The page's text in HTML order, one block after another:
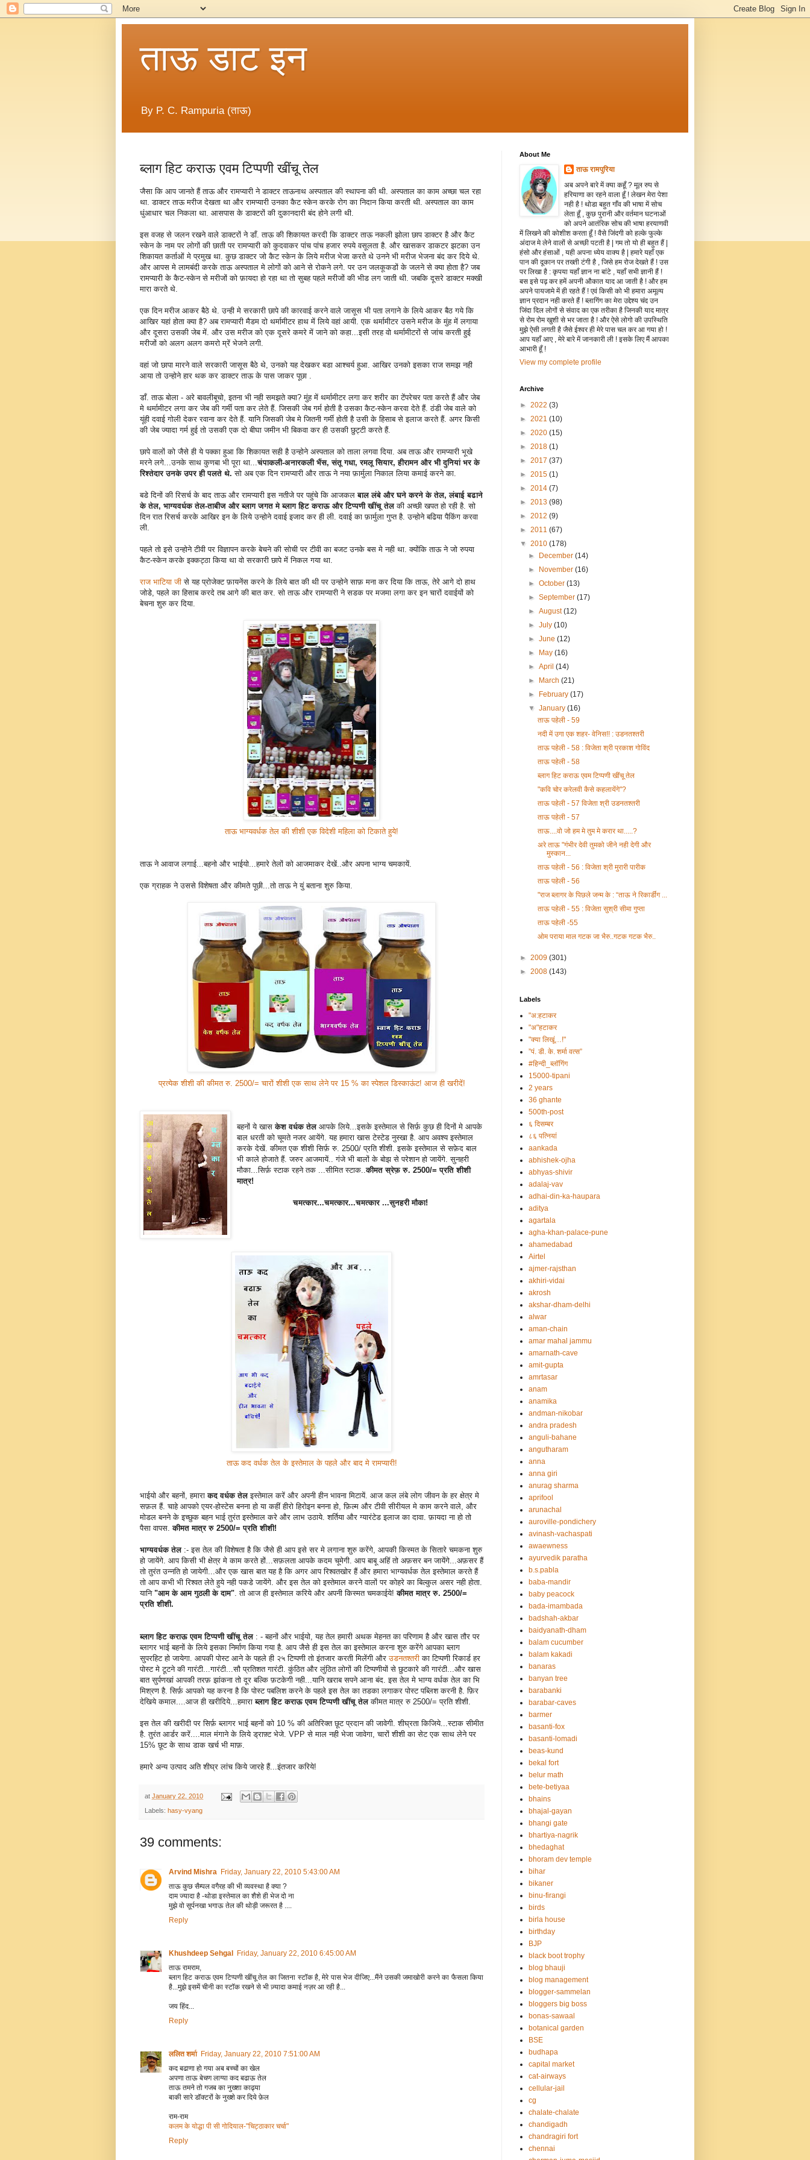
ताऊ डाट इन
By P. C. Rampuria (ताऊ)
ब्लाग हिट कराऊ एवम टिप्पणी खींचू तेल
जैसा कि आप जानते हैं ताऊ और रामप्यारी ने डाक्टर ताऊनाथ अस्पताल की स्थापना की थी. अस्पताल का काम अच्छा चल रहा
था. डाक्टर ताऊ मरीज देखता था और रामप्यारी उनका कैट स्केन करके रोग का निदान किया करती थी. अस्पताल का काम
धुंआधार चल निकला था. आसपास के डाक्टरों की दुकानदारी बंद होने लगी थी.
इस वजह से जलन रखने वाले डाक्टरों ने डाँ. ताऊ की शिकायत करदी कि डाक्टर ताऊ नकली झोला छाप डाक्टर है और कैट
स्केन के नाम पर लोगों की छाती पर रामप्यारी को कुदवाकर पांच पांच हजार रुपये वसूलता है. और खासकर डाकटर झटका उन
शिकायत कर्ताओं मे प्रमुख था. कुछ डाक्टर जो कैट स्केन के लिये मरीज भेजा करते थे उनने भी मरीज भेजना बंद कर दिये थे.
और आपस मे लामबंदी करके ताऊ अस्पताल मे लोगों को आने से रोकने लगे. पर उन जलकूकडों के जलने से क्या होता है? जब
रामप्यारी के कैट-स्केन से मरीजों को फ़ायदा हो रहा था तो सुबह पहले मरीजों की भीड लग जाती थी. जबकि दूसरे डाक्टर मक्खी
मारा करते थे.
एक दिन मरीज आकर बैठे थे. उन्ही मे सरकारी छापे की कारवाई करने वाले जासूस भी पता लगाने के लिये आकर बैठ गये कि
आखिर यहां होता क्या है? अब रामप्यारी मैडम दो थर्मामीटर हाथ में लिये वहां आयी. एक थर्मामीटर उसने मरीज के मुंह में लगाया
और दूसरा उसकी जेब में. और उस मरीज को एक दूसरे कमरे में जाने को कहा...इसी तरह वो थर्मामीटरों से जांच करती हुई
मरीजों को अलग अलग कमरो म्रें भेजने लगी.
वहां जो छापा मारने वाले सरकारी जासूस बैठे थे, उनको यह देखकर बडा आश्चर्य हुआ. आखिर उनको इसका राज समझ नही
आया तो उन्होने हार थक कर डाक्टर ताऊ के पास जाकर पूछा .
डाँ. ताऊ बोला - अरे बावलीबूचो, इतना भी नही समझते क्या? मुंह में थर्मामीटर लगा कर शरीर का टेंपरेचर पता करते हैं और जेब
मे थर्मामीटर लगा कर जेब की गर्मी पता कर लेते हैं. जिसकी जेब गर्म होती है उसका कैट-स्केन करवा देते हैं. ठंडी जेब वाले को
यूंही दवाई गोली देकर रवाना कर देते हैं. यानि जिसकी जेब मे जितनी गर्मी होती है उसी के हिसाब से इलाज करते हैं. अगर किसी
की जेब ज्यादा गर्म हुई तो उसकी एक दो बीघा जमीन भी बिकवा कर ही उसकी छुट्टी करते हैं.
छापे वालों को जैसे ही ये पक्का हुआ कि शिकायत सही है उन्होने अस्पताल को ताला लगवा दिया. अब ताऊ और रामप्यारी भूखे
मरने लगे...उनके साथ कुणबा भी पूरा था...चंपाकली-अनारकली भैंस, संतू गधा, रमलू सियार, हीरामन और भी दुनियां भर के
रिश्तेदार उनके उपर ही पलते थे.सो अब एक दिन रामप्यारी और ताऊ ने नया फ़ार्मुला निकाल लिया कमाई करने का.
बडे दिनों की रिसर्च के बाद ताऊ और रामप्यारी इस नतीजे पर पहुंचे कि आजकलबाल लंबे और घने करने के तेल, लंबाई बढाने
के तेल, भाग्यवर्धक तेल-ताबीज और ब्लाग जगत मे ब्लाग हिट कराऊ और टिप्पणी खींचू तेलकी अच्छी खपत हो रही है. सो
दिन रात रिसर्च करके आखिर इन के लिये उन्होने दवाई इजाद कर ही ली. दवाई का फ़ार्मुला गुप्त है. उन्होने बढिया पैकिंग करवा
ली.
पहले तो इसे उन्होने टीवी पर विज्ञापन करके बेचने की सोची पर टीवी का बजट उनके बस मे नही था. क्योंकि ताऊ ने जो रुपया
कैट-स्केन करके इक्कट्ठा किया था वो सरकारी छापे में निकल गया था.
राज भाटिया जी से यह प्रोजेक्ट फ़ायनेंस करने के लिये बात की थी पर उन्होने साफ़ मना कर दिया कि ताऊ, तेरे आगे दो हाथ
जोडे, पहले का हिसाब करदे तब आगे की बात कर. सो ताऊ और रामप्यारी ने सडक पर मजमा लगा कर इन चारों दवाईयों को
बेचना शुरु कर दिया.
ताऊ भाग्यवर्धक तेल की शीशी एक विदेशी महिला को टिकाते हुये!
ताऊ ने आवाज लगाई...बहनो और भाईयो...हमारे तेलों को आजमाकर देखें..और अपना भाग्य चमकायें.
एक ग्राहक ने उससे विशेषता और कीमते पूछी...तो ताऊ ने युं बताना शुरु किया.
प्रत्येक शीशी की कीमत रु. 2500/= चारों शीशी एक साथ लेने पर 15 % का स्पेशल डिस्काऊंट! आज ही खरीदें!
बहनों ये खास केश वर्धक तेलआपके लिये...इसके इस्तेमाल से सिर्फ़ कुछ ही दिनों मे आपके
बाल धरती को चूमते नजर आयेंगे. यह हमारा खास टेस्टेड नुस्खा है. आप अवश्य इस्तेमाल
करके देखें. कीमत एक शीशी सिर्फ़ रु. 2500/ प्रति शीशी. इसके इस्तेमाल से सफ़ेद बाल
भी काले होजाते हैं. जरुर आजमायें.. गंजे भी बालों के बोझ से परेशान हो जायेंगे. सुनहरी
मौका...सिर्फ़ स्टाक रहने तक ...सीमित स्टाक..कीमत स्रेफ़ रु. 2500/= प्रति शीशी
मात्र!
चमत्कार...चमत्कार...चमत्कार ...सुनहरी मौका!
ताऊ कद वर्धक तेल के इस्तेमाल के पहले और बाद मे रामप्यारी!
भाईयो और बहनों, हमाराकद वर्धक तेलइस्तेमाल करें और अपनी हीन भावना मिटायें. आज कल लंबे लोग जीवन के हर क्षेत्र मे
सफ़ल हैं. चाहे आपको एयर-होस्टेस बनना हो या कहीं हीरो हिरोइन बनना हो, फ़िल्म और टीवी सीरीयल मे काम करने वाले, और
मोडल बनने के इच्छुक बहन भाई तुरंत इस्तेमाल करे और लाभ उठाये. शर्तिया और ग्यारंटेड इलाज का दावा. फ़ायदा ना हो तो
पैसा वापस.कीमत मात्र रु 2500/= प्रति शीशी!
भाग्यवर्धक तेल:- इस तेल की विशेषता है कि जैसे ही आप इसे सर मे लगाना शुरु करेंगे, आपकी किस्मत के सितारे चमकना शुरु
हो जायेंगे. आप किसी भी क्षेत्र मे काम करते हों...सफ़लता आपके कदम चूमेगी. आप बाबू अहिं तो अफ़सर बन जायेंगे...अफ़सर हैं
तो तुरंत उन्नति हो जायेगी...और एक खास बात यह है कि अगर आप रिश्वतखोर हैं और हमारा भाग्यवर्धक तेल इस्तेमाल करते हैं
तो आप कभी भी रिश्वत लेते हुये नही पकडे जायेंगे. और इस तेल को इस्तेमाल करने वालों पर कोहरे का बिल्कुल असर नही होता.
यानि "आम के आम गुठली के दाम". तो आज ही इस्तेमाल करिये और अपनी किस्मत चमकाईये! कीमत मात्र रु. 2500/=
प्रति शीशी.
ब्लाग हिट कराऊ एवम टिप्पणी खींचू तेल : - बहनों और भाईयो, यह तेल हमारी अथक मेहनत का परिणाम है और खास तौर पर
ब्लागर भाई बहनों के लिये इसका निर्माण किया गया है. आप जैसे ही इस तेल का इस्तेमाल करना शुरु करेंगे आपका ब्लाग
सुपरहिट हो जायेगा. आपकी पोस्ट आने के पहले ही २५ टिप्पणी तो इंतजार करती मिलेंगी और उडनतश्तरी का टिप्पणी रिकार्ड हर
पोस्ट मे टूटने की गारंटी...गारंटी...सौ प्रतिशत गारंटी. कुंठित और लुंठित लोगों की टिप्पणीयों से छुटकारे की गारंटी...और खास
बात सुर्पणखां आपकी तरफ़ झांकना तो दूर बल्कि फ़टकेगी नही...यानि खराब सपने आना बंद. इस तेल मे भाग्य वर्धक तेल का भि
मिश्रण है. सिर्फ़ आपको यह करना है कि पोस्ट पबलिश करने के पहले इस तेल का तडका लगाकर पोस्ट पब्लिश करनी है. फ़िर
देखिये कमाल....आज ही खरीदिये...हमाराब्लाग हिट कराऊ एवम टिप्पणी खींचू तेलकीमत मात्र रु 2500/= प्रति शीशी.
इस तेल की खरीदी पर सिर्फ़ ब्लागर भाई बहनों को 10 % की अतिरिक्त छूट प्रदान की जावेगी. शीघ्रता किजिये...स्टाक सीमीत
है. तुरंत आर्डर करें....माल मंगाने के लिये ड्राफ़्ट भेजे. VPP से माल नही भेजा जावेगा, चारों शीशी का सेट एक साथ लेने पर
15% छूट के साथ डाक खर्च भी माफ़.
हमारे अन्य उत्पाद अति शीघ्र लांच किये जारहे हैं...इंतजार करिये!
at January 22, 2010
Labels: hasy-vyang
39 comments:
Arvind Mishra Friday, January 22, 2010 5:43:00 AM
ताऊ कुछ सैम्पल वगैरह की भी व्यवस्था है क्या ?
दाम ज्यादा है -थोडा इस्तेमाल का शैशे ही भेज दो ना
मुझे वो सूर्पनखा भगाऊ तेल की थोड़ी जरूरत है ....
Reply
Khushdeep Sehgal
Friday, January 22, 2010 6:45:00 AM
ताऊ रामराम,
ब्लाग हिट कराऊ एवम टिप्पणी खींचू तेल का जितना स्टॉक है, मेरे पास भेज दीजिए...मैंने उसकी जमाखोरी करने का फैसला किया
है...मुझे इसमें चीनी का स्टॉक रखने से भी ज़्यादा कमाई नज़र आ रही है...
जय हिंद...
Reply
ललित शर्मा Friday, January 22, 2010 7:51:00 AM
कद बढाणा हो गया अब बच्चों का खेल
अपणा ताऊ बेचण लाग्या कद बढाऊ तेल
ताऊ तमने तो गजब का नुख्शा काढ्या
बाकी सारे डॉक्टरों के नुख्शे कर दिये फ़ेल
राम-राम
कलम के योद्धा पी सी गोदियाल-"चिट्ठाकार चर्चा"
Reply
About Me
ताऊ रामपुरिया
अब अपने बारे में क्या कहूँ ? मूल रुप से
हरियाणा का रहने वाला हूँ ! लेखन मेरा पेशा
नही है ! थोडा बहुत गाँव की भाषा में सोच
लेता हूँ , कुछ पुरानी और वर्तमान घटनाओं
को अपने आतंरिक सोच की भाषा हरयाणवी
में लिखने की कोशीश करता हूँ ! वैसे जिंदगी को हल्के फुल्के
अंदाज मे लेने वालों से अच्छी पटती है | गम तो यो ही बहुत हैं |
हंसो और हंसाओं , यही अपना ध्येय वाक्य है | हमारे यहाँ एक
पान की दूकान पर तख्ती टंगी है , जिसे हम रोज देखते हैं ! उस
पर लिखा है : कृपया यहाँ ज्ञान ना बांटे , यहाँ सभी ज्ञानी हैं !
बस इसे पढ़ कर हमें अपनी औकात याद आ जाती है ! और हम
अपने पायजामे में ही रहते हैं ! एवं किसी को भी हमारा अमूल्य
ज्ञान प्रदान नही करते हैं ! ब्लागिंग का मेरा उद्देश्य चंद उन
जिंदा दिल लोगों से संवाद का एक तरीका है जिनकी याद मात्र
से रोम रोम खुशी से भर जाता है ! और ऐसे लोगो की उपस्थिति
मुझे ऐसी लगती है जैसे ईश्वर ही मेरे पास चल कर आ गया हो !
आप यहाँ आए , मेरे बारे में जानकारी ली ! इसके लिए मैं आपका
आभारी हूँ !
View my complete profile
Archive
► 2022 (3)
► 2021 (10)
► 2020 (15)
► 2018 (1)
► 2017 (37)
► 2015 (1)
► 2014 (7)
► 2013 (98)
► 2012 (9)
► 2011 (67)
▼ 2010 (178)
►
December(14)
►
November(16)
►October(13)
►September(17)
►August(12)
►July(10)
►June(12)
►
May(16)
►April(14)
►
March(21)
►
February(17)
▼January(16)
ताऊ पहेली - 59
नदी में उगा एक शहर- वेनिस!! : उडनतश्तरी
ताऊ पहेली - 58 : विजेता श्री प्रकाश गोविंद
ताऊ पहेली - 58
ब्लाग हिट कराऊ एवम टिप्पणी खींचू तेल
"कवि चोर करेलवी कैसे कहलायेंगे"?
ताऊ पहेली - 57 विजेता श्री उडनतश्तरी
ताऊ पहेली - 57
ताऊ....वो जो हम मे तुम मे करार था.....?
अरे ताऊ "गंभीर देवी तुमको जीने नही देगी और
मुस्कान...
ताऊ पहेली - 56 : विजेता श्री मुरारी पारीक
ताऊ पहेली - 56
"राज ब्लागर के पिछले जन्म के : “ताऊ ने रिकार्डींग ...
ताऊ पहेली - 55 : विजेता सुश्री सीमा गुप्ता
ताऊ पहेली -55
ओम पराया माल गटक जा भैरु..गटक गटक भैरु..
► 2009 (301)
► 2008 (143)
Labels
"अ:हटाकर
"अ"हटाकर
"क्या लिखूं…!"
”पं. डी. के. शर्मा वत्स”
#हिन्दी_ब्लॉगिंग
15000-tipani
2 years
36 ghante
500th-post
६ दिसम्बर
८६ पत्नियां
aankada
abhishek-ojha
abhyas-shivir
adalaj-vav
adhai-din-ka-haupara
aditya
agartala
agha-khan-palace-pune
ahamedabad
Airtel
ajmer-rajsthan
akhiri-vidai
akrosh
akshar-dham-delhi
alwar
aman-chain
amar mahal jammu
amarnath-cave
amit-gupta
amrtasar
anam
anamika
andman-nikobar
andra pradesh
anguli-bahane
angutharam
anna
anna giri
anurag sharma
aprifool
arunachal
auroville-pondichery
avinash-vachaspati
awaewness
ayurvedik paratha
b.s.pabla
baba-mandir
baby peacock
bada-imambada
badshah-akbar
baidyanath-dham
balam cucumber
balam kakadi
banaras
banyan tree
barabanki
barabar-caves
barmer
basanti-fox
basanti-lomadi
beas-kund
bekal fort
belur math
bete-betiyaa
bhains
bhajal-gayan
bhangi gate
bhartiya-nagrik
bhedaghat
bhoram dev temple
bihar
bikaner
binu-firangi
birds
birla house
birthday
BJP
black boot trophy
blog bhauji
blog management
blogger-sammelan
bloggers big boss
bonas-sawaal
botanical garden
BSE
budhapa
capital market
cat-airways
cellular-jail
cg
chalate-chalate
chandigadh
chandragiri fort
chennai